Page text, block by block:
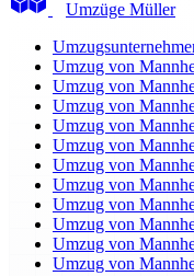
Umzüge Müller
Umzug von
Umzug von
Umzug von
Umzug von
Umzug von
Umzug von
Umzug von
Umzug von
Umzug von
Umzug von
Umzug von